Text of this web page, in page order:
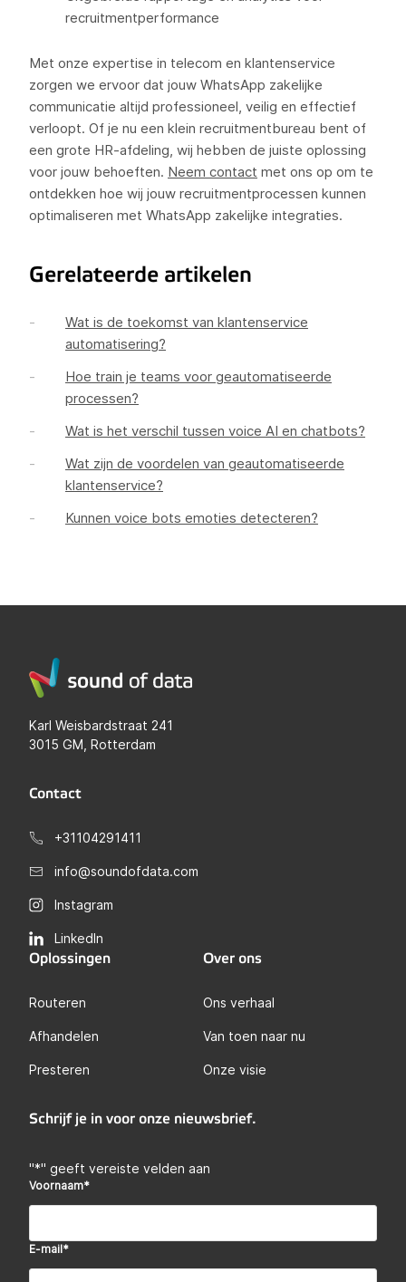
recruitmentperformance
Met onze expertise in telecom en klantenservice
zorgen we ervoor dat jouw WhatsApp zakelijke
communicatie altijd professioneel, veilig en effectief
verloopt. Of je nu een klein recruitmentbureau bent of
een grote HR-afdeling, wij hebben de juiste oplossing
voor jouw behoeften. Neem contact met ons op om te
ontdekken hoe wij jouw recruitmentprocessen kunnen
optimaliseren met WhatsApp zakelijke integraties.
Gerelateerde artikelen
Wat is de toekomst van klantenservice
automatisering?
Hoe train je teams voor geautomatiseerde
processen?
Wat is het verschil tussen voice AI en chatbots?
Wat zijn de voordelen van geautomatiseerde
klantenservice?
Kunnen voice bots emoties detecteren?
Karl Weisbardstraat 241
3015 GM, Rotterdam
Contact
+31104291411
info@soundofdata.com
Instagram
LinkedIn
Oplossingen
Routeren
Afhandelen
Presteren
Over ons
Ons verhaal
Van toen naar nu
Onze visie
Schrijf je in voor onze nieuwsbrief.
"*" geeft vereiste velden aan
Voornaam*
E-mail*